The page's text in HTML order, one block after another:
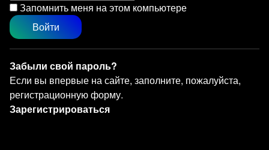
Запомнить меня на этом компьютере
Забыли свой пароль?
Если вы впервые на сайте, заполните, пожалуйста,
регистрационную форму.
Зарегистрироваться